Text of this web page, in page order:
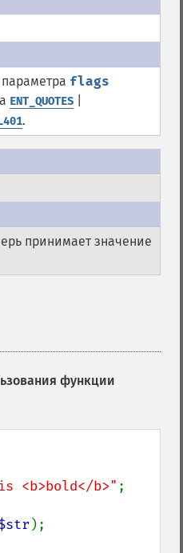
flags
ENT_QUOTES
.
принимает значение
функции
<b>bold</b>" ;
);